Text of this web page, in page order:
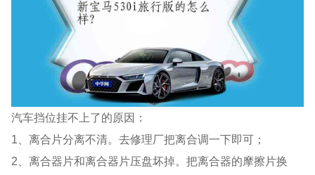
汽车挡位挂不上了的原因：
1、离合片分离不清。去修理厂把离合调一下即可；
2、离合器片和离合器片压盘坏掉。把离合器的摩擦片换